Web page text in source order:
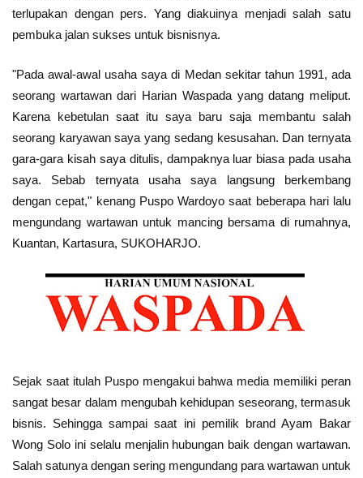
terlupakan dengan pers. Yang diakuinya menjadi salah satu
pembuka jalan sukses untuk bisnisnya.
"Pada awal-awal usaha saya di Medan sekitar tahun 1991, ada
seorang wartawan dari Harian Waspada yang datang meliput.
Karena kebetulan saat itu saya baru saja membantu salah
seorang karyawan saya yang sedang kesusahan. Dan ternyata
gara-gara kisah saya ditulis, dampaknya luar biasa pada usaha
saya. Sebab ternyata usaha saya langsung berkembang
dengan cepat," kenang Puspo Wardoyo saat beberapa hari lalu
mengundang wartawan untuk mancing bersama di rumahnya,
Kuantan, Kartasura, SUKOHARJO.
Sejak saat itulah Puspo mengakui bahwa media memiliki peran
sangat besar dalam mengubah kehidupan seseorang, termasuk
bisnis. Sehingga sampai saat ini pemilik brand Ayam Bakar
Wong Solo ini selalu menjalin hubungan baik dengan wartawan.
Salah satunya dengan sering mengundang para wartawan untuk